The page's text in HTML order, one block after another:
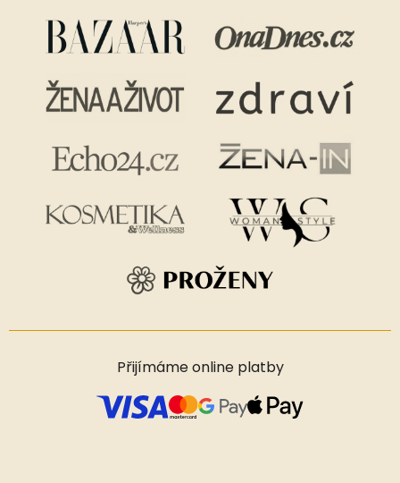
Přijímáme online platby